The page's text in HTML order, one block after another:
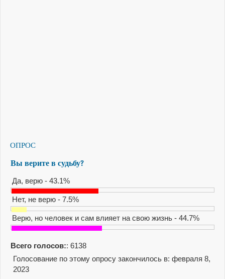
ОПРОС
Вы верите в судьбу?
Да, верю - 43.1%
Нет, не верю - 7.5%
Верю, но человек и сам влияет на свою жизнь - 44.7%
Всего голосов:: 6138
Голосование по этому опросу закончилось в: февраля 8,
2023